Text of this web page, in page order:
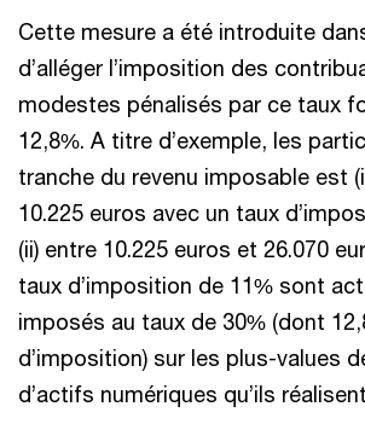
Cette mesure a été introduite
d’alléger l’imposition des
modestes pénalisés par ce taux
12,8%. A titre d’exemple, les
tranche du revenu imposable est
10.225 euros avec un taux
(ii) entre 10.225 euros et 26.070
taux d’imposition de 11% sont
imposés au taux de 30% (dont
d’imposition) sur les plus-values
d’actifs numériques qu’ils